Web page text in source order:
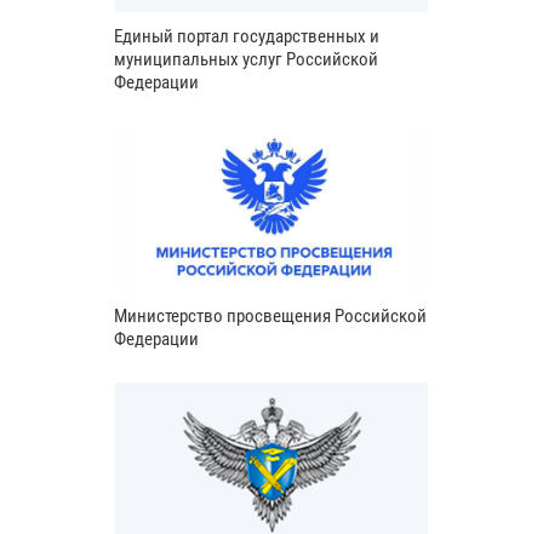
Единый портал государственных и
муниципальных услуг Российской
Федерации
Министерство просвещения Российской
Федерации